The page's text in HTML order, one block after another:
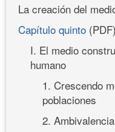
La creación del
Capítulo quinto (PDF)
I. El medio
humano
1. Crescendo
poblaciones
2.